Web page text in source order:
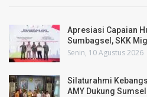
Apresiasi Capaian
Sumbagsel, SKK
Senin, 10 Agustus 2026
Silaturahmi
AMY Dukung